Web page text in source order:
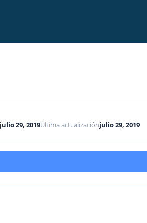
julio 29, 2019Última actualizaciónjulio 29, 2019